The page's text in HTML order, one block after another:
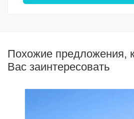
Похожие предложения,
Вас заинтересовать